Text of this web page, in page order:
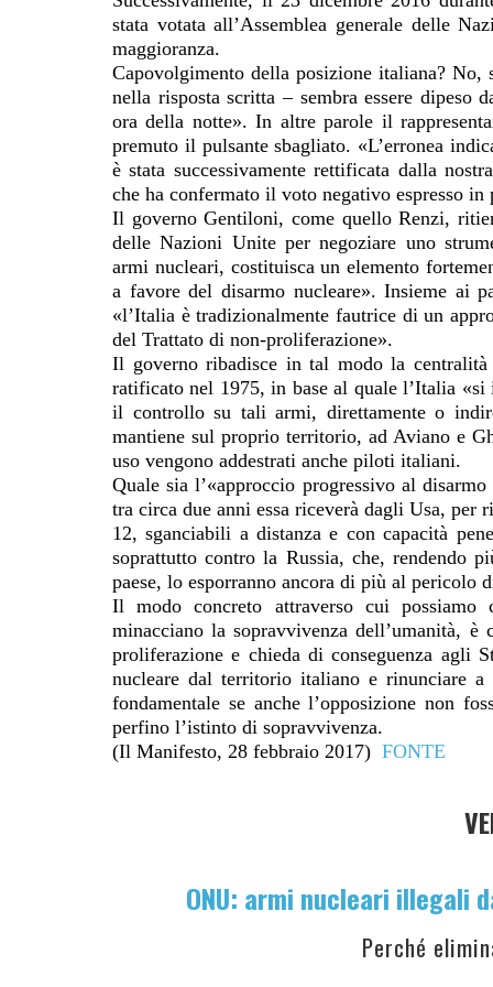
stata votata all’Assemblea generale delle
maggioranza.
Capovolgimento della posizione italiana?
nella risposta scritta – sembra essere dipeso
ora della notte». In altre parole il
premuto il pulsante sbagliato. «L’erronea
è stata successivamente rettificata dalla
che ha confermato il voto negativo espresso
Il governo Gentiloni, come quello Renzi,
delle Nazioni Unite per negoziare uno
armi nucleari, costituisca un elemento
a favore del disarmo nucleare». Insieme ai
«l’Italia è tradizionalmente fautrice di un
del Trattato di non-proliferazione».
Il governo ribadisce in tal modo la
ratificato nel 1975, in base al quale l’Italia
il controllo su tali armi, direttamente o
mantiene sul proprio territorio, ad Aviano e
uso vengono addestrati anche piloti italiani.
Quale sia l’«approccio progressivo al
tra circa due anni essa riceverà dagli Usa,
12, sganciabili a distanza e con capacità
soprattutto contro la Russia, che, rendendo
paese, lo esporranno ancora di più al pericolo
Il modo concreto attraverso cui possiamo
minacciano la sopravvivenza dell’umanità,
proliferazione e chieda di conseguenza agli
nucleare dal territorio italiano e rinunciare
fondamentale se anche l’opposizione non
perfino l’istinto di sopravvivenza.
(Il Manifesto, 28 febbraio 2017) FONTE
ONU: armi nucleari illegali
Perché